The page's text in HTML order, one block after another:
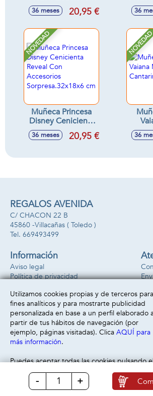
- +
con Accesorio
Sorpresa. 33x18x8
36 meses 20,95 € 36
NOVEDAD
Muñeca Princesa
Disney Cenicienta
Reveal Con
Accesorios
cm
36 meses 20,95 € 36
REGALOS AVENIDA
C/ CHACON 22 B
45860 -Villacañas ( Toledo )
669493499
Información
Aviso legal
Política de privacidad
Formas de pago
Utilizamos cookies propias y de terceros para
fines analíticos y para mostrarte publicidad
personalizada en base a un perfil elaborado
partir de tus hábitos de navegación (por
ejemplo, páginas visitadas). Clica AQUÍ para
más información.
Puedes aceptar todas las cookies pulsando
botón “Aceptar” o configurarlas o rechazar
uso clicando
AQUÍ